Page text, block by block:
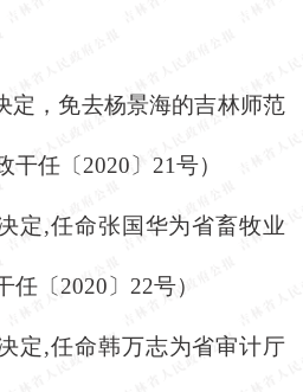
定，免去杨景海的吉林师范
干任〔2020〕21号）
定,任命张国华为省畜牧业
〔2020〕22号）
定,任命韩万志为省审计厅